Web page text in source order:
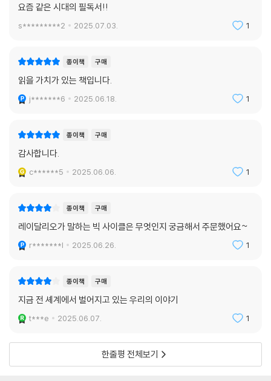
요즘 같은 시대의 필독서!!
s*********2 2025.07.03. 1
종이책 구매
읽을 가치가 있는 책입니다.
j*******6 2025.06.18. 1
종이책 구매
감사합니다.
c******5 2025.06.06. 1
종이책 구매
레이달리오가 말하는 빅 사이클은 무엇인지 궁금해서 주문했어요~
r*******l 2025.06.26. 1
종이책 구매
지금 전 셰계에서 벌어지고 있는 우리의 이야기
t***e 2025.06.07. 1
한줄평 전체보기